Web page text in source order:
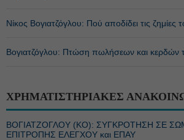
Νίκος Βογιατζόγλου: Πού αποδίδει τις ζημίες
Βογιατζόγλου: Πτώση πωλήσεων και κερδών
ΧΡΗΜΑΤΙΣΤΗΡΙΑΚΕΣ
ΒΟΓΙΑΤΖΟΓΛΟΥ (ΚΟ): ΣΥΓΚΡΟΤΗΣΗ ΣΕ
ΕΠΙΤΡΟΠΗΣ ΕΛΕΓΧΟΥ και ΕΠΑΥ